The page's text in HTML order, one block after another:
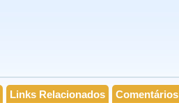
Comentários
Links Relacionados